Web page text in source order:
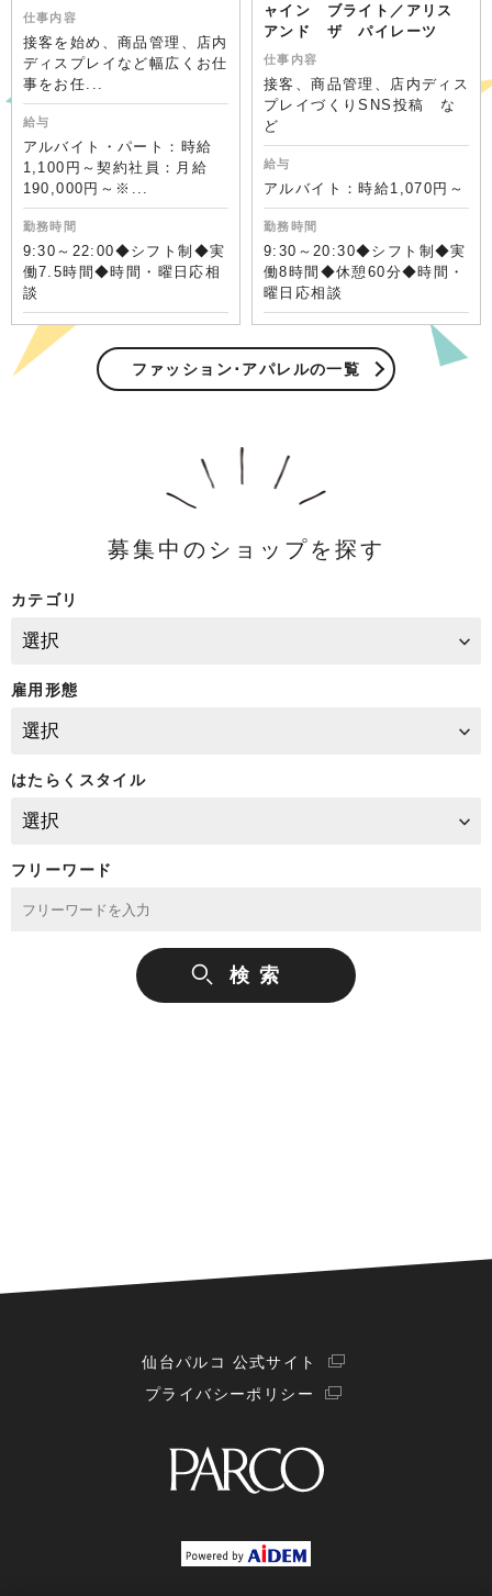
仕事内容
接客を始め、商品管理、店内
ディスプレイなど幅広くお仕
事をお任...
給与
アルバイト・パート：時給
1,100円～契約社員：月給
190,000円～※...
勤務時間
9:30～22:00◆シフト制◆実
働7.5時間◆時間・曜日応相
談
ャイン ブライト／アリス
アンド ザ パイレーツ
仕事内容
接客、商品管理、店内ディス
プレイづくりSNS投稿 な
ど
給与
アルバイト：時給1,070円～
勤務時間
9:30～20:30◆シフト制◆実
働8時間◆休憩60分◆時間・
曜日応相談
ファッション･アパレルの一覧
募集中のショップを探す
カテゴリ
雇用形態
はたらくスタイル
フリーワード
仙台パルコ 公式サイト
プライバシーポリシー